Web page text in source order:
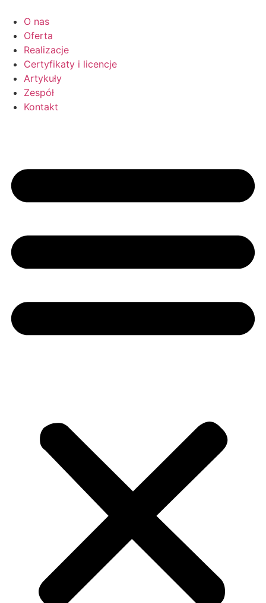
O nas
Oferta
Realizacje
Certyfikaty i licencje
Artykuły
Zespół
Kontakt